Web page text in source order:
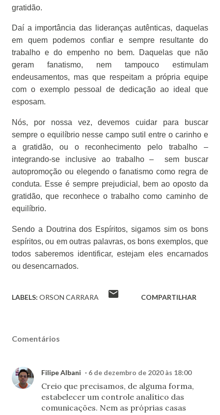
gratidão.
Daí a importância das lideranças autênticas, daquelas
em quem podemos confiar e sempre resultante do
trabalho e do empenho no bem. Daquelas que não
geram fanatismo, nem tampouco estimulam
endeusamentos, mas que respeitam a própria equipe
com o exemplo pessoal de dedicação ao ideal que
esposam.
Nós, por nossa vez, devemos cuidar para buscar
sempre o equilíbrio nesse campo sutil entre o carinho e
a gratidão, ou o reconhecimento pelo trabalho –
integrando-se inclusive ao trabalho –
sem buscar
autopromoção ou elegendo o fanatismo como regra de
conduta. Esse é sempre prejudicial, bem ao oposto da
gratidão, que reconhece o trabalho como caminho de
equilíbrio.
Sendo a Doutrina dos Espíritos, sigamos sim os bons
espíritos, ou em outras palavras, os bons exemplos, que
todos saberemos identificar, estejam eles encarnados
ou desencarnados.
LABELS: ORSON CARRARA COMPARTILHAR
Comentários
Filipe Albani 6 de dezembro de 2020 às 18:00
Creio que precisamos, de alguma forma,
estabelecer um controle analítico das
comunicações. Nem as próprias casas